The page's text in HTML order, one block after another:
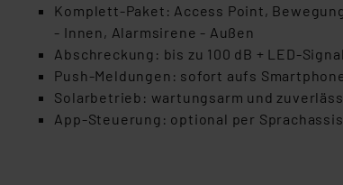
Komplett-Paket : Access Point,
- Innen, Alarmsirene - Außen
Abschreckung : bis zu 100 dB + LED-
Push-Meldungen : sofort aufs
Solarbetrieb : wartungsarm und
App-Steuerung : optional per